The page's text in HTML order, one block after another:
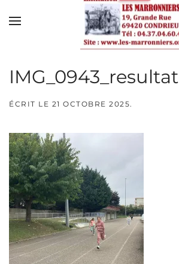
Skip to main content
IMG_0943_resultat
ÉCRIT LE 21 OCTOBRE 2025.